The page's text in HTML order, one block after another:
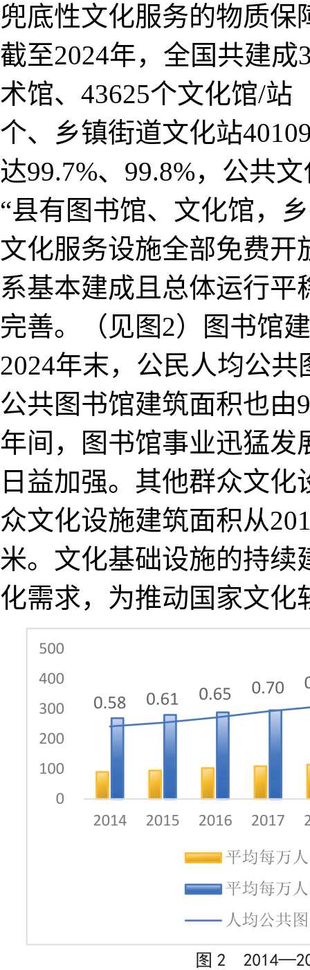
兜底性文化服务的物质
截至2024年，全国共建成
术馆、43625个文化馆/站
个、乡镇街道文化站
达99.7%、99.8%，公共
“县有图书馆、文化馆，
文化服务设施全部免费
系基本建成且总体运行
完善。（见图2）图书馆
2024年末，公民人均公
公共图书馆建筑面积也由
年间，图书馆事业迅猛发
日益加强。其他群众文
众文化设施建筑面积从
米。文化基础设施的持
化需求，为推动国家文